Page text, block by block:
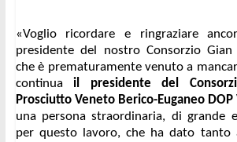
«Voglio ricordare e ringraziare
presidente del nostro Consorzio
che è prematuramente venuto a
continua il presidente del
Prosciutto Veneto Berico-Euganeo
una persona straordinaria, di grande
per questo lavoro, che ha dato